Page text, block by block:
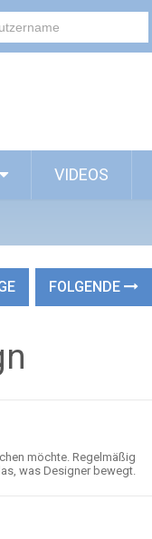
VIDEOS
FOLGENDE
möchte. Regelmäßig
was Designer bewegt.